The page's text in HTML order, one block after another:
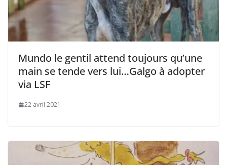
Mundo le gentil attend toujours qu’une
main se tende vers lui…Galgo à adopter
via LSF
22 avril 2021